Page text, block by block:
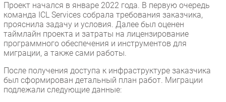
Проект начался в январе 2022 года. В первую очередь
команда ICL Services собрала требования заказчика,
прояснила задачу и условия. Далее был оценен
таймлайн проекта и затраты на лицензирование
программного обеспечения и инструментов для
миграции, а также сами работы.
После получения доступа к инфраструктуре заказчика
был сформирован детальный план работ. Миграции
подлежали следующие данные: